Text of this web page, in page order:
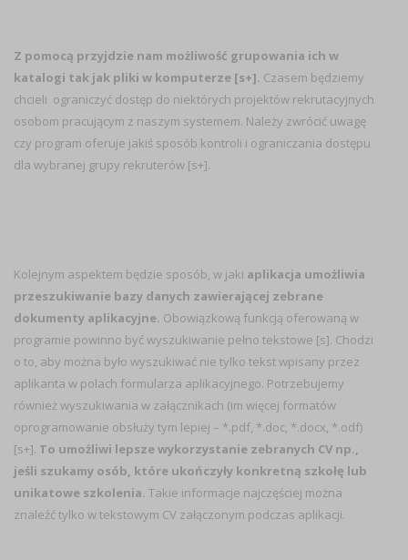
Z pomocą przyjdzie nam możliwość grupowania ich w
katalogi tak jak pliki w komputerze [s+]. Czasem będziemy
chcieli ograniczyć dostęp do niektórych projektów rekrutacyjnych
osobom pracującym z naszym systemem. Należy zwrócić uwagę
czy program oferuje jakiś sposób kontroli i ograniczania dostępu
dla wybranej grupy rekruterów [s+].
Kolejnym aspektem będzie sposób, w jaki aplikacja umożliwia
przeszukiwanie bazy danych zawierającej zebrane
dokumenty aplikacyjne. Obowiązkową funkcją oferowaną w
programie powinno być wyszukiwanie pełno tekstowe [s]. Chodzi
o to, aby można było wyszukiwać nie tylko tekst wpisany przez
aplikanta w polach formularza aplikacyjnego. Potrzebujemy
również wyszukiwania w załącznikach (im więcej formatów
oprogramowanie obsłuży tym lepiej – *.pdf, *.doc, *.docx, *.odf)
[s+]. To umożliwi lepsze wykorzystanie zebranych CV np.,
jeśli szukamy osób, które ukończyły konkretną szkołę lub
unikatowe szkolenia. Takie informacje najczęściej można
znaleźć tylko w tekstowym CV załączonym podczas aplikacji.